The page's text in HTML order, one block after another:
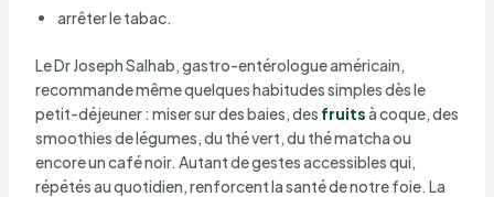
arrêter le tabac.
Le Dr Joseph Salhab, gastro-entérologue américain,
recommande même quelques habitudes simples dès le
petit-déjeuner : miser sur des baies, des fruitsà coque, des
smoothies de légumes, du thé vert, du thé matcha ou
encore un café noir. Autant de gestes accessibles qui,
répétés au quotidien, renforcent la santé de notre foie. La